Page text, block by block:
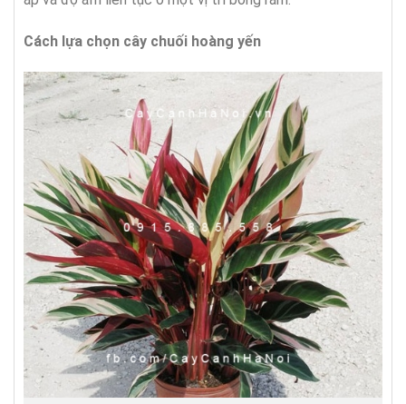
Cách lựa chọn cây chuối hoàng yến